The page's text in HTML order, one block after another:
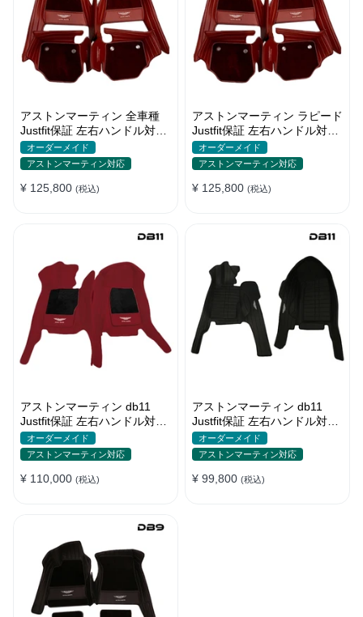
アストンマーティン 全車種
Justfit保証 左右ハンドル対応
可 高級フロアマット おしゃ
れ
オーダーメイド
アストンマーティン対応
¥ 125,800 (税込)
アストンマーティン ラピード
Justfit保証 左右ハンドル対応
可 高級フロアマット おしゃ
れ
オーダーメイド
アストンマーティン対応
¥ 125,800 (税込)
アストンマーティン db11
Justfit保証 左右ハンドル対応
可 高級フロアマット おしゃ
れ
オーダーメイド
アストンマーティン対応
¥ 110,000 (税込)
アストンマーティン db11
Justfit保証 左右ハンドル対応
可 高級フロアマット おしゃ
れ
オーダーメイド
アストンマーティン対応
¥ 99,800 (税込)